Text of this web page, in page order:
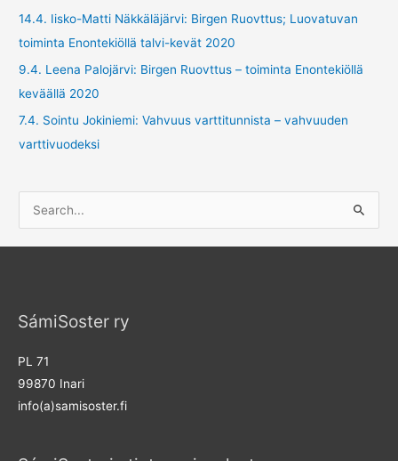
14.4. Iisko-Matti Näkkäläjärvi: Birgen Ruovttus; Luovatuvan
toiminta Enontekiöllä talvi-kevät 2020
9.4. Leena Palojärvi: Birgen Ruovttus – toiminta Enontekiöllä
keväällä 2020
7.4. Sointu Jokiniemi: Vahvuus varttitunnista – vahvuuden
varttivuodeksi
e
a
h
o
SámiSoster ry
PL 71
99870 Inari
info(a)samisoster.fi